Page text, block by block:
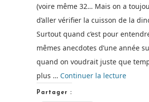
(voire même 32… Mais on a
d’aller vérifier la cuisson de la
Surtout quand c’est pour
mêmes anecdotes d’une année
quand on voudrait juste que
plus … Continuer la lecturede
Partager :